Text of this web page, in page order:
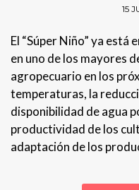
15
El “Súper Niño” ya
en uno de los mayores
agropecuario en los
temperaturas, la
disponibilidad de agua
productividad de los
adaptación de los